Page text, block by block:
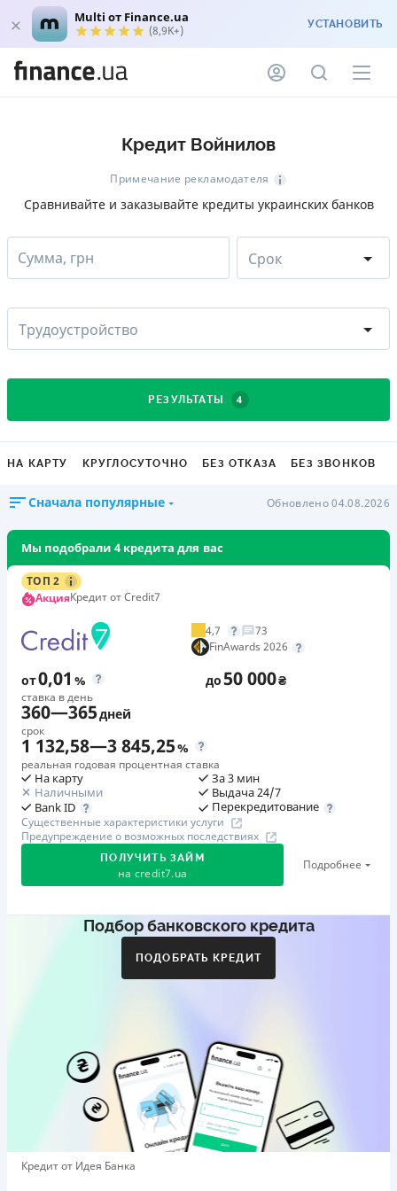
Multi от Finance.ua
(8,9K+) УСТАНОВИТЬ
Кредит Войнилов
Примечание рекламодателя
Сравнивайте и заказывайте кредиты украинских банков
Сумма, грн Срок
Трудоустройство
РЕЗУЛЬТАТЫ 4
НА КАРТУ КРУГЛОСУТОЧНО БЕЗ ОТКАЗА БЕЗ ЗВОНКОВ
Сначала популярные Обновлено 04.08.2026
Мы подобрали 4 кредита для вас
ТОП 2
АкцияКредит от Credit7
4,7
73
FinAwards 2026
от0,01 %
ставка в день
до50 000₴
360—365дней
срок
1 132,58—3 845,25%
реальная годовая процентная ставка
На карту
Наличными
Bank ID
За 3 мин
Выдача 24/7
Перекредитование
Существенные характеристики услуги
Предупреждение о возможных последствиях
ПОЛУЧИТЬ ЗАЙМ
на credit7.ua
Подробнее
Акция: «Кешбэк за друга»
друг регистрируется и получает первый кредит (от
Бронзовый призер FinAwards 2026 «Лучшая программа
лояльности»
Первый займ
от 0,01%/день до 30 000 ₴
Повторный займ
Подбор банковского кредита
ПОДОБРАТЬ КРЕДИТ
Кредит от Идея Банка